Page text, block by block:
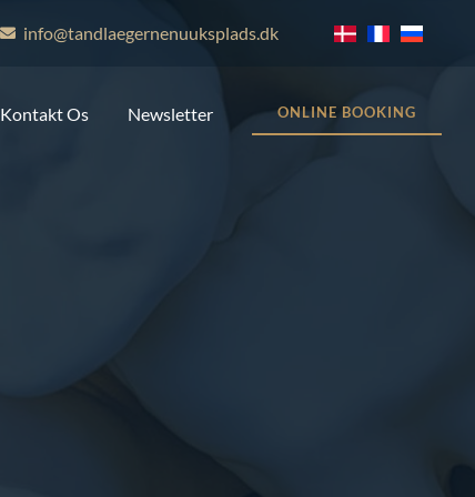
info@tandlaegernenuuksplads.dk
Kontakt Os Newsletter ONLINE BOOKING